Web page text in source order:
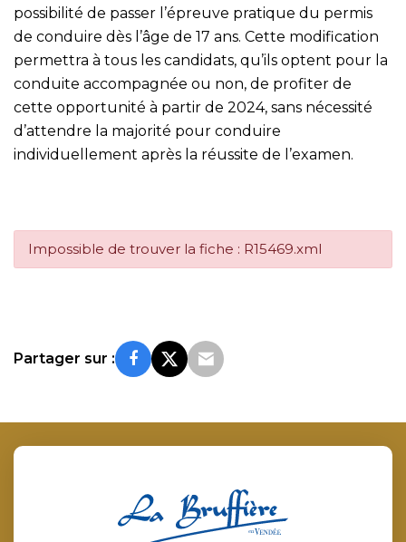
possibilité de passer l’épreuve pratique du permis
de conduire dès l’âge de 17 ans. Cette modification
permettra à tous les candidats, qu’ils optent pour la
conduite accompagnée ou non, de profiter de
cette opportunité à partir de 2024, sans nécessité
d’attendre la majorité pour conduire
individuellement après la réussite de l’examen.
Impossible de trouver la fiche : R15469.xml
Partager sur :